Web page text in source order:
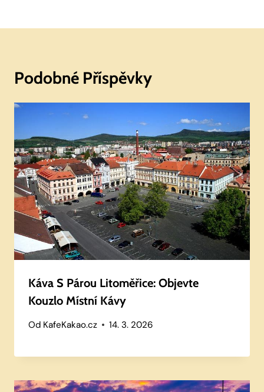
Podobné Příspěvky
Káva S Párou Litoměřice: Objevte
Kouzlo Místní Kávy
Od KafeKakao.cz 14. 3. 2026